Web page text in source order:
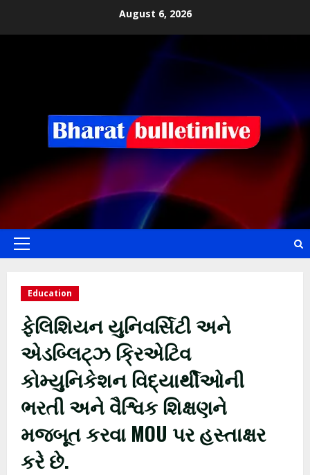
August 6, 2026
Education
ફેલિશિયન યુનિવર્સિટી અને
એડબ્લિટ્ઝ ક્રિએટિવ
કોમ્યુનિકેશન વિદ્યાર્થીઓની
ભરતી અને વૈશ્વિક શિક્ષણને
મજબૂત કરવા MOU પર હસ્તાક્ષર
કરે છે.